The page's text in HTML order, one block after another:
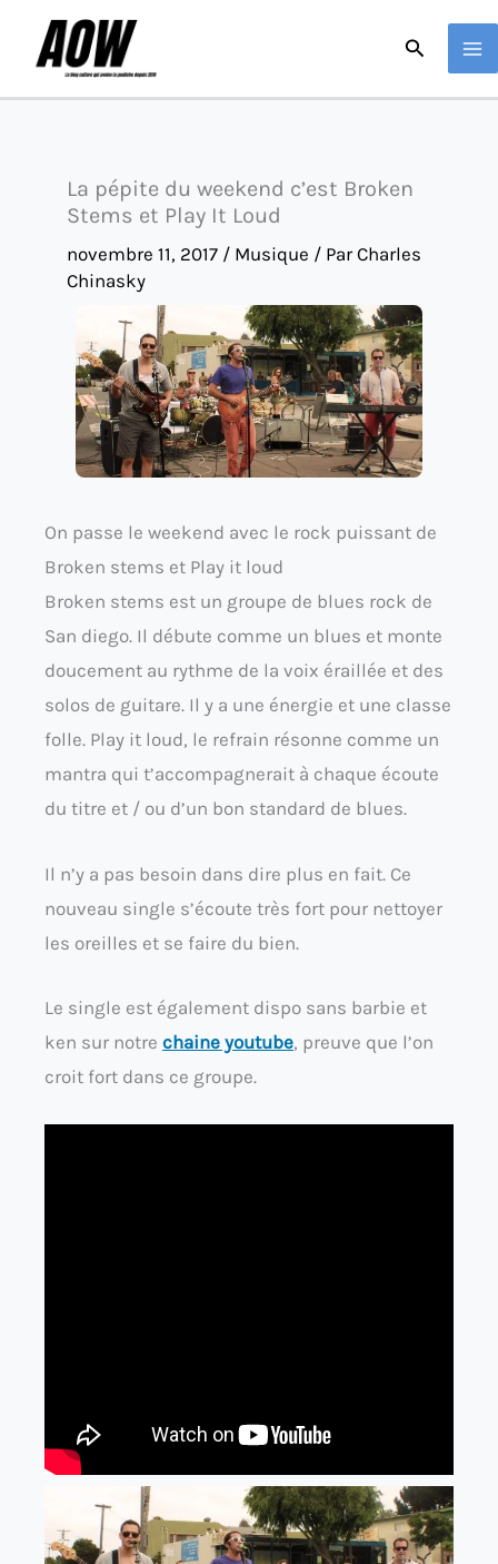
La pépite du weekend c’est Broken
Stems et Play It Loud
novembre 11, 2017 / Musique / ParCharles
Chinasky
On passe le weekend avec le rock puissant de
Broken stems et Play it loud
Broken stems est un groupe de blues rock de
San diego. Il débute comme un blues et monte
doucement au rythme de la voix éraillée et des
solos de guitare. Il y a une énergie et une classe
folle. Play it loud, le refrain résonne comme un
mantra qui t’accompagnerait à chaque écoute
du titre et / ou d’un bon standard de blues.
Il n’y a pas besoin dans dire plus en fait. Ce
nouveau single s’écoute très fort pour nettoyer
les oreilles et se faire du bien.
Le single est également dispo sans barbie et
ken sur notre chaine youtube, preuve que l’on
croit fort dans ce groupe.